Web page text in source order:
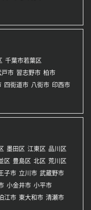
千葉市若葉区
戸市 習志野市 柏市
四街道市 八街市 印西市
墨田区 江東区 品川区
区 豊島区 北区 荒川区
子市 立川市 武蔵野市
小金井市 小平市
江市 東大和市 清瀬市